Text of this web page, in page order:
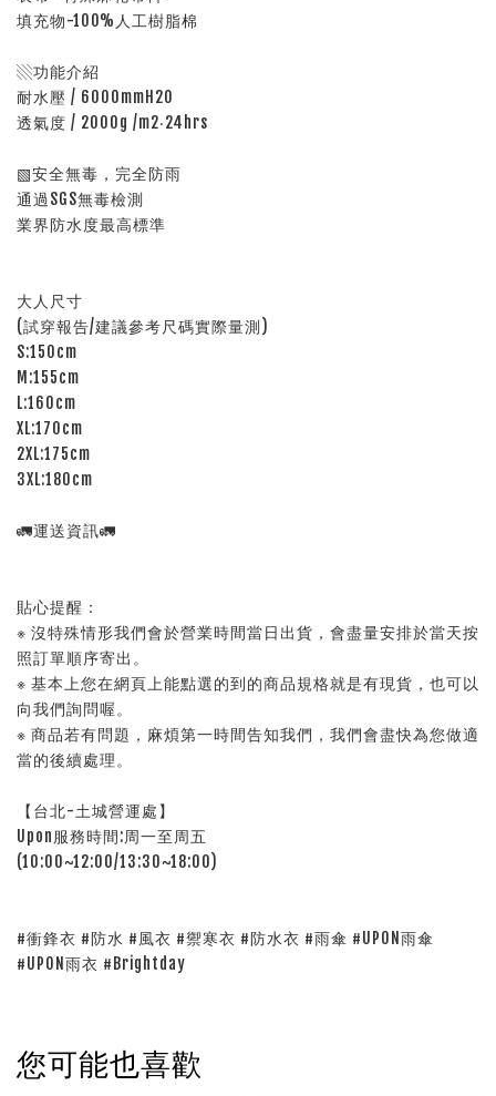
填充物-100%人工樹脂棉
▧功能介紹
耐水壓 / 6000mmH2O
透氣度 / 2000g /m2‧24hrs
▧安全無毒，完全防雨
通過SGS無毒檢測
業界防水度最高標準
大人尺寸
(試穿報告/建議參考尺碼實際量測)
S:150cm
M:155cm
L:160cm
XL:170cm
2XL:175cm
3XL:180cm
🚛運送資訊🚛
貼心提醒：
※ 沒特殊情形我們會於營業時間當日出貨，會盡量安排於當天按
照訂單順序寄出。
※ 基本上您在網頁上能點選的到的商品規格就是有現貨，也可以
向我們詢問喔。
※ 商品若有問題，麻煩第一時間告知我們，我們會盡快為您做適
當的後續處理。
【台北-土城營運處】
Upon服務時間:周一至周五
(10:00~12:00/13:30~18:00)
#衝鋒衣 #防水 #風衣 #禦寒衣 #防水衣 #雨傘 #UPON雨傘
#UPON雨衣 #Brightday
您可能也喜歡